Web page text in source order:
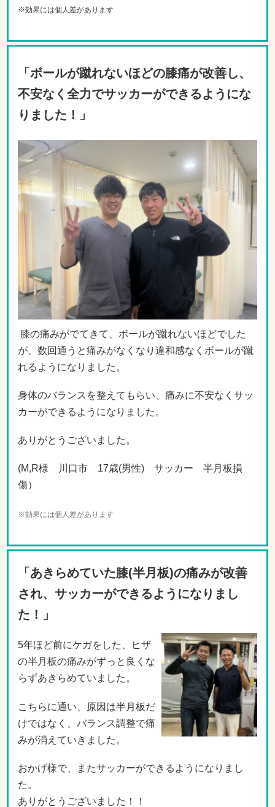
※効果には個人差があります
「ボールが蹴れないほどの膝痛が改善し、
不安なく全力でサッカーができるようにな
りました！
」
膝の痛みがでてきて、ボールが蹴れないほどでした
が、数回通うと痛みがなくなり違和感なくボールが蹴
れるようになりました。
身体のバランスを整えてもらい、痛みに不安なくサッ
カーができるようになりました。
ありがとうございました。
(M,R様 川口市 17歳(男性) サッカー 半月板損
傷）
※効果には個人差があります
「あきらめていた膝(半月板)の痛みが改善
され、サッカーができるようになりまし
た！」
5年ほど前にケガをした、ヒザ
の半月板の痛みがずっと良くな
らずあきらめていました。
こちらに通い、原因は半月板だ
けではなく、バランス調整で痛
みが消えていきました。
おかげ様で、またサッカーができるようになりまし
た。
ありがとうございました！！